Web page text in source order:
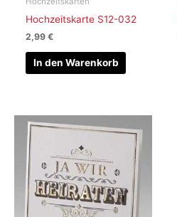
Hochzeitskarte S12-032
2,99€
In den Warenkorb